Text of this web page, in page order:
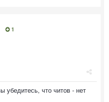
1
убедитесь, что читов - нет